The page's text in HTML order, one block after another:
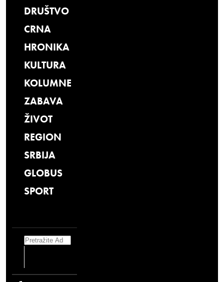
DRUŠTVO
CRNA
HRONIKA
KULTURA
KOLUMNE
ZABAVA
ŽIVOT
REGION
SRBIJA
GLOBUS
SPORT
Search